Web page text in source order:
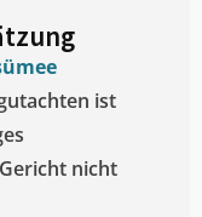
ist
nicht